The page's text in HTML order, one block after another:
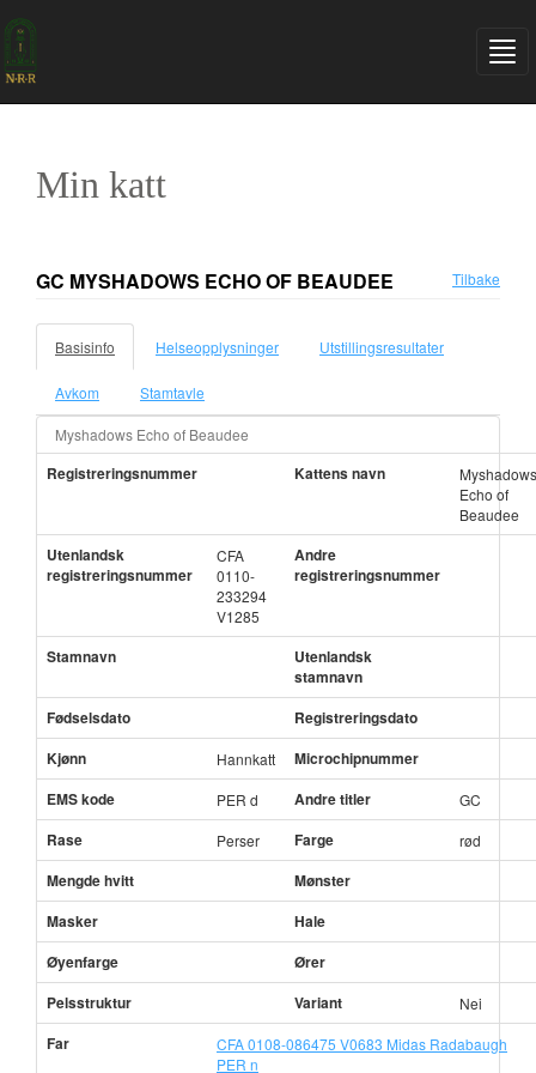
Min katt
GC MYSHADOWS ECHO OF BEAUDEE Tilbake
Basisinfo Helseopplysninger Utstillingsresultater
Avkom Stamtavle
Myshadows Echo of Beaudee
Registreringsnummer Kattens navn
Myshadows
Echo of
Beaudee
Utenlandsk
registreringsnummer
CFA
0110-
233294
V1285
Andre
registreringsnummer
Stamnavn
Utenlandsk
stamnavn
Fødselsdato
Registreringsdato
Kjønn
Hannkatt
Microchipnummer
EMS kode
PER d Andre titler GC
Rase Perser Farge rød
Mengde hvitt
Mønster
Masker
Hale
Øyenfarge
Ører
Pelsstruktur
Variant Nei
Far
CFA 0108-086475 V0683 Midas Radabaugh
PER n